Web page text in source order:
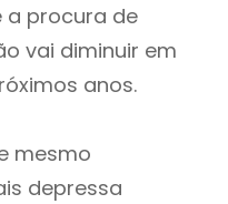
a procura de
vai diminuir em
anos.
mesmo
depressa